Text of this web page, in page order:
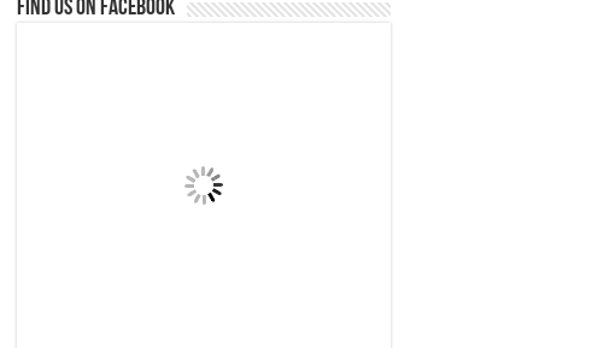
Find us on Facebook